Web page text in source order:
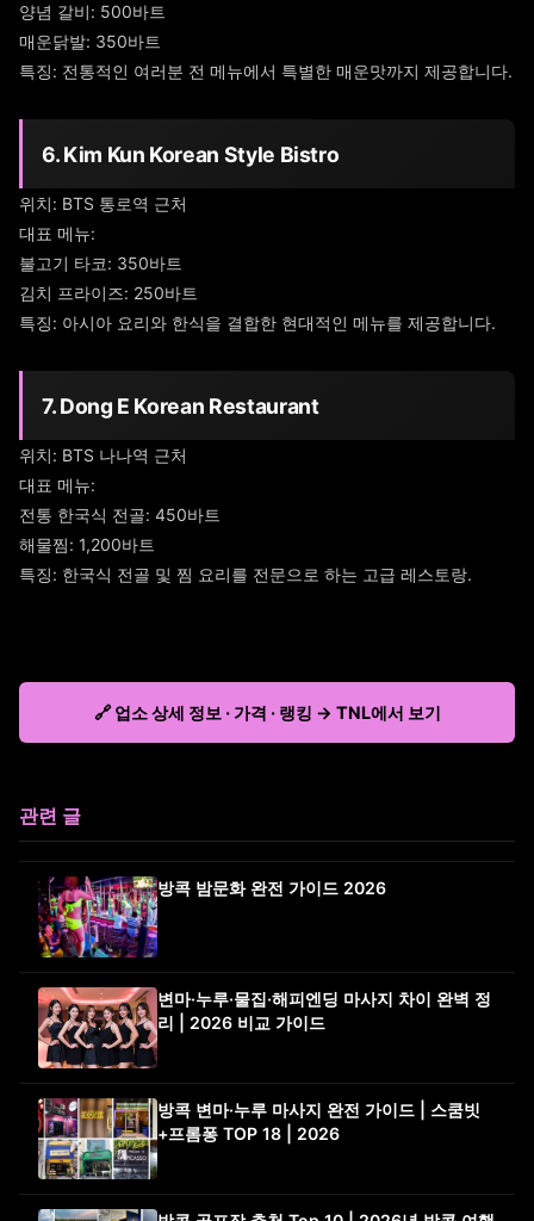
양념 갈비: 500바트
매운닭발: 350바트
특징: 전통적인 여러분 전 메뉴에서 특별한 매운맛까지 제공합니다.
6. Kim Kun Korean Style Bistro
위치: BTS 통로역 근처
대표 메뉴:
불고기 타코: 350바트
김치 프라이즈: 250바트
특징: 아시아 요리와 한식을 결합한 현대적인 메뉴를 제공합니다.
7. Dong E Korean Restaurant
위치: BTS 나나역 근처
대표 메뉴:
전통 한국식 전골: 450바트
해물찜: 1,200바트
특징: 한국식 전골 및 찜 요리를 전문으로 하는 고급 레스토랑.
🔗 업소 상세 정보 · 가격 · 랭킹 → TNL에서 보기
관련 글
방콕 밤문화 완전 가이드 2026
변마·누루·물집·해피엔딩 마사지 차이 완벽 정
리 | 2026 비교 가이드
방콕 변마·누루 마사지 완전 가이드 | 스쿰빗
+프롬퐁 TOP 18 | 2026